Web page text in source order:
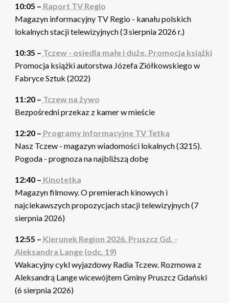
10:05 – Raport TV Regio
Magazyn informacyjny TV Regio - kanału polskich
lokalnych stacji telewizyjnych (3 sierpnia 2026 r.)
10:35 – Tczew - osiedla małe i duże. Promocja książki
Promocja książki autorstwa Józefa Ziółkowskiego w
Fabryce Sztuk (2022)
11:20 – Tczew na żywo
Bezpośredni przekaz z kamer w mieście
12:20 – Programy informacyjne TV Tetka
Nasz Tczew - magazyn wiadomości lokalnych (3215).
Pogoda - prognoza na najbliższą dobę
12:40 – Kinotetka
Magazyn filmowy. O premierach kinowych i
najciekawszych propozycjach stacji telewizyjnych (7
sierpnia 2026)
12:55 – Kierunek Region 2026. Pruszcz Gd. -
Aleksandra Lange (odc. 19)
Wakacyjny cykl wyjazdowy Radia Tczew. Rozmowa z
Aleksandrą Lange wicewójtem Gminy Pruszcz Gdański
(6 sierpnia 2026)